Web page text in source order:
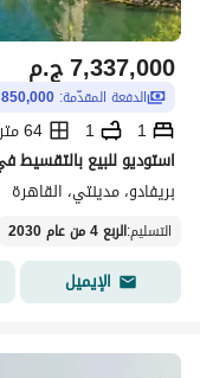
ج.م7,337,000
الدفعة المقدّمة: 850,000 ج.م
1
1
64 متر مربع
بريفادو، مدينتي، القاهرة
التسليم:الربع 4 من عام 2030
الإيميل